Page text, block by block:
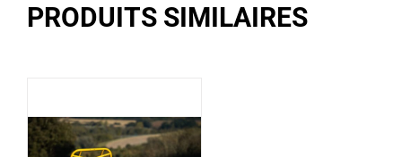
PRODUITS SIMILAIRES